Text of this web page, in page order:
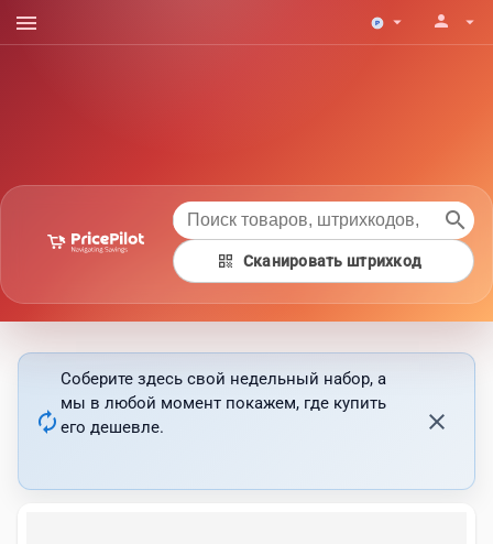
menu arrow_drop_down person arrow_drop_down
search
qr_code Сканировать штрихкод
autorenew
Соберите здесь свой недельный набор, а
мы в любой момент покажем, где купить
его дешевле.
close